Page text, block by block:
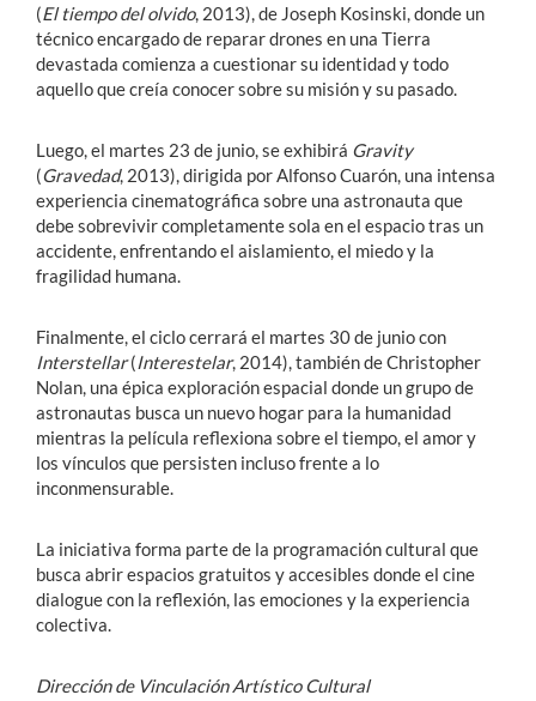
(El tiempo del olvido, 2013), de Joseph Kosinski, donde un
técnico encargado de reparar drones en una Tierra
devastada comienza a cuestionar su identidad y todo
aquello que creía conocer sobre su misión y su pasado.
Luego, el martes 23 de junio, se exhibirá Gravity
(Gravedad, 2013), dirigida por Alfonso Cuarón, una intensa
experiencia cinematográfica sobre una astronauta que
debe sobrevivir completamente sola en el espacio tras un
accidente, enfrentando el aislamiento, el miedo y la
fragilidad humana.
Finalmente, el ciclo cerrará el martes 30 de junio con
Interstellar(Interestelar, 2014), también de Christopher
Nolan, una épica exploración espacial donde un grupo de
astronautas busca un nuevo hogar para la humanidad
mientras la película reflexiona sobre el tiempo, el amor y
los vínculos que persisten incluso frente a lo
inconmensurable.
La iniciativa forma parte de la programación cultural que
busca abrir espacios gratuitos y accesibles donde el cine
dialogue con la reflexión, las emociones y la experiencia
colectiva.
Dirección de Vinculación Artístico Cultural